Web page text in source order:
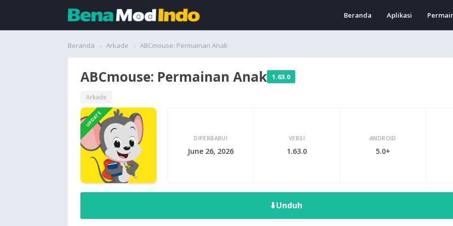
Beranda Aplikasi
Beranda Arkade ABCmouse: Permainan Anak
ABCmouse: Permainan Anak 1.63.0
Arkade
UPDATE
DIPERBARUI
June 26, 2026
VERSI
1.63.0
ANDROID
5.0+
⬇Unduh